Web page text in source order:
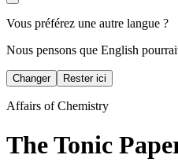
Vous préférez une autre langue ?
Nous pensons que English
Changer Rester ici
Affairs of Chemistry
The Tonic